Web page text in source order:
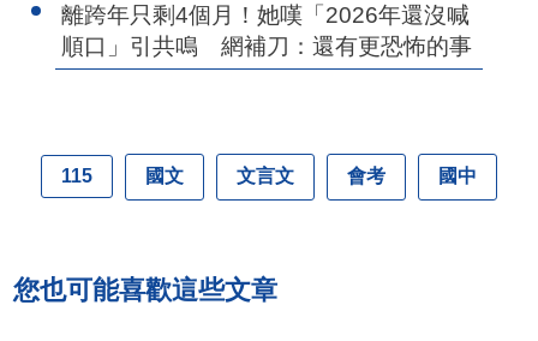
離跨年只剩4個月！她嘆「2026年還沒喊
順口」引共鳴 網補刀：還有更恐怖的事
115 國文 文言文 會考 國中
您也可能喜歡這些文章